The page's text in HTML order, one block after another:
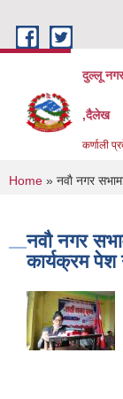
दुल्लू
,दैलेख
कर्णाली
You are
Home » नवाै नगर
नवाै नगर
कार्यक्रम पेश